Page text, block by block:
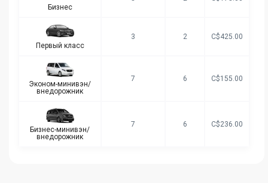
Бизнес
Первый класс
3 2 C$425.00
Эконом-минивэн/
внедорожник
7 6 C$155.00
Бизнес-минивэн/
внедорожник
7 6 C$236.00